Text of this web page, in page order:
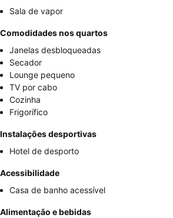
Sala de vapor
Comodidades nos quartos
Janelas desbloqueadas
Secador
Lounge pequeno
TV por cabo
Cozinha
Frigorífico
Instalações desportivas
Hotel de desporto
Acessibilidade
Casa de banho acessível
Alimentação e bebidas